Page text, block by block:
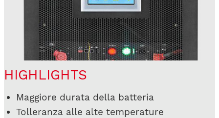
HIGHLIGHTS
Maggiore durata della batteria
Tolleranza alle alte temperature